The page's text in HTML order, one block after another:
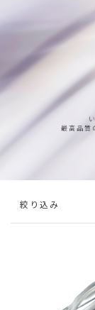
最高品質
絞り込み